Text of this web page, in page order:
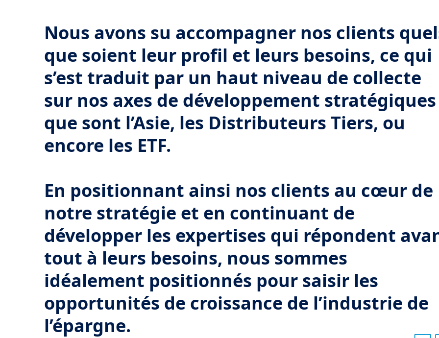
Nous avons su accompagner nos clients
que soient leur profil et leurs besoins, ce qui
s’est traduit par un haut niveau de collecte
sur nos axes de développement stratégiques
que sont l’Asie, les Distributeurs Tiers, ou
encore les ETF.
En positionnant ainsi nos clients au cœur de
notre stratégie et en continuant de
développer les expertises qui répondent
tout à leurs besoins, nous sommes
idéalement positionnés pour saisir les
opportunités de croissance de l’industrie de
l’épargne.